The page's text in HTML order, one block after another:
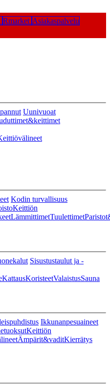
Rmarket Asiakaspalvelu
Uunivuoat
Kodin turvallisuus
Keittiön
LämmittimetTuulettimet
Sisustustaulut ja -
KattausKoristeetValaistusSauna
Ikkunanpesuaineet
Keittiön
Ämpärit&vaditKierrätys